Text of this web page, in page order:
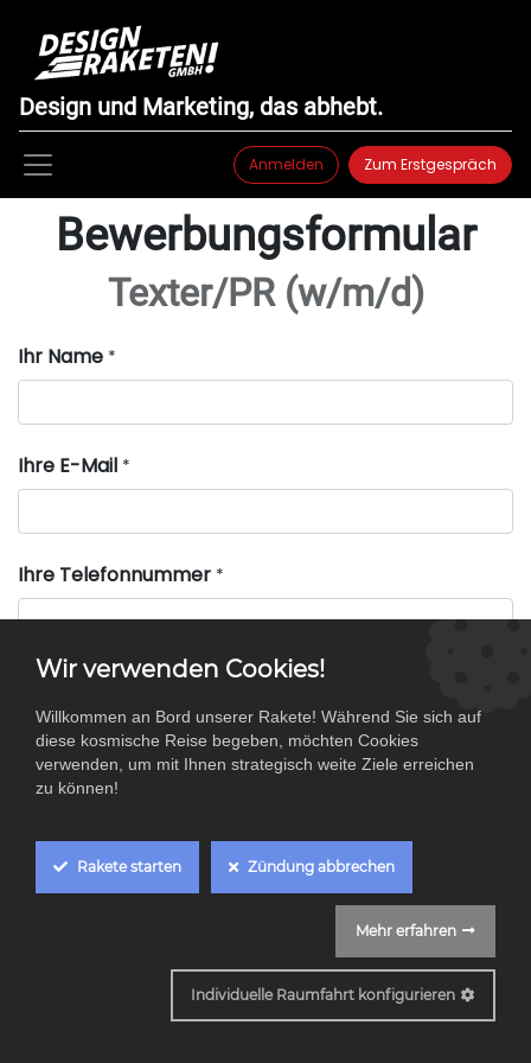
Design und Marketing, das abhebt.
Anmelden Zum Erstgespräch
Bewerbungsformular
Texter/PR (w/m/d)
Ihr Name *
Ihre E-Mail *
Ihre Telefonnummer *
Kurze Einführung
Wir verwenden Cookies!
Willkommen an Bord unserer Rakete! Während Sie sich auf
diese kosmische Reise begeben, möchten Cookies
verwenden, um mit Ihnen strategisch weite Ziele erreichen
zu können!
Rakete starten Zündung abbrechen
Mehr erfahren
Individuelle Raumfahrt konfigurieren